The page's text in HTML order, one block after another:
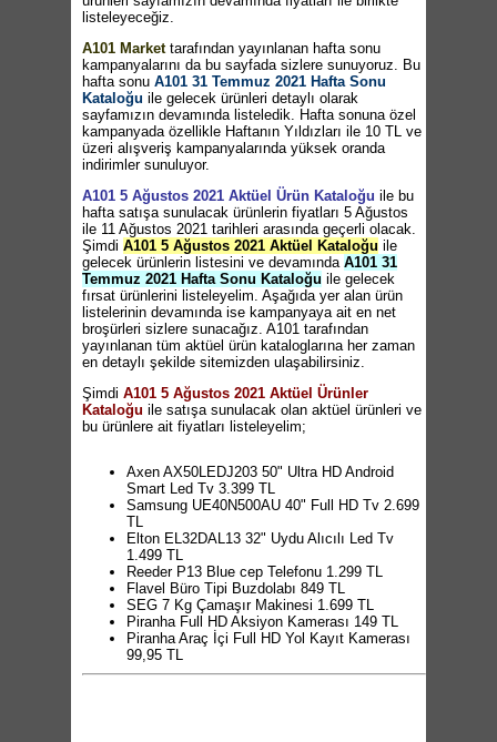
listeleyeceğiz.
A101 Markettarafından yayınlanan hafta sonu
kampanyalarını da bu sayfada sizlere sunuyoruz. Bu
hafta sonu A101 31 Temmuz 2021 Hafta Sonu
Kataloğu ile gelecek ürünleri detaylı olarak
sayfamızın devamında listeledik. Hafta sonuna özel
kampanyada özellikle Haftanın Yıldızları ile 10 TL ve
üzeri alışveriş kampanyalarında yüksek oranda
indirimler sunuluyor.
A101 5 Ağustos 2021 Aktüel Ürün Kataloğu ile bu
hafta satışa sunulacak ürünlerin fiyatları 5 Ağustos
ile 11 Ağustos 2021 tarihleri arasında geçerli olacak.
Şimdi A101 5 Ağustos 2021 Aktüel Kataloğu ile
gelecek ürünlerin listesini ve devamında A101 31
Temmuz 2021 Hafta Sonu Kataloğu ile gelecek
fırsat ürünlerini listeleyelim. Aşağıda yer alan ürün
listelerinin devamında ise kampanyaya ait en net
broşürleri sizlere sunacağız. A101 tarafından
yayınlanan tüm aktüel ürün kataloglarına her zaman
en detaylı şekilde sitemizden ulaşabilirsiniz.
Şimdi A101 5 Ağustos 2021 Aktüel Ürünler
Kataloğu ile satışa sunulacak olan aktüel ürünleri ve
bu ürünlere ait fiyatları listeleyelim;
Axen AX50LEDJ203 50" Ultra HD Android
Smart Led Tv 3.399 TL
Samsung UE40N500AU 40" Full HD Tv 2.699
TL
Elton EL32DAL13 32" Uydu Alıcılı Led Tv
1.499 TL
Reeder P13 Blue cep Telefonu 1.299 TL
Flavel Büro Tipi Buzdolabı 849 TL
SEG 7 Kg Çamaşır Makinesi 1.699 TL
Piranha Full HD Aksiyon Kamerası 149 TL
Piranha Araç İçi Full HD Yol Kayıt Kamerası
99,95 TL
Piranha Oto Teyp 129,95 TL